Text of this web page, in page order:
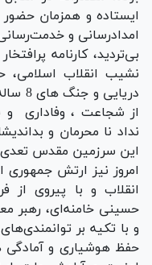
ایستاده و همزمان حضور
امدادرسانی و
بی‌تردید، کارنامه
نشیب انقلاب اسلامی،
از شجاعت ، وفاداری و
نداد نا محرمان و
این سرزمین مقدس تعدی
امروز نیز ارتش جمهوری
انقلاب و با پیروی از
حسینی خامنه‌ای، رهبر
و با تکیه بر
حفظ هوشیاری و آمادگی